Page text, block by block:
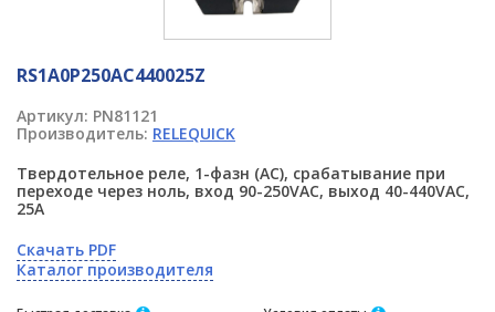
RS1A0P250AC440025Z
Артикул: PN81121
Производитель: RELEQUICK
Твердотельное реле, 1-фазн (AC), срабатывание при
переходе через ноль, вход 90-250VAC, выход 40-440VAC,
25A
Скачать PDF
Каталог производителя